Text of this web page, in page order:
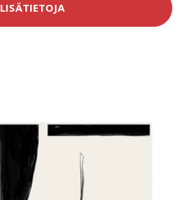
LISÄTIETOJA